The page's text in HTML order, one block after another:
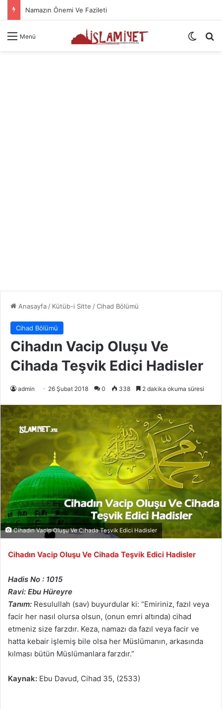
Namazın Önemi Ve Fazileti
Menü Dış
Anasayfa/ Kütüb-i Sitte /Cihad Bölümü
Cihad Bölümü
Cihadın Vacip Oluşu Ve
Cihada Teşvik Edici Hadisler
admin 26 Şubat 2018 0 338 2 dakika okuma süresi
Cihadın Vacip Oluşu Ve Cihada Teşvik Edici Hadisler
Cihadın Vacip Oluşu Ve Cihada Teşvik Edici Hadisler
Hadis No : 1015
Ravi: Ebu Hüreyre
Tanım: Resulullah (sav) buyurdular ki: “Emiriniz, fazıl veya
facir her nasıl olursa olsun, (onun emri altında) cihad
etmeniz size farzdır. Keza, namazı da fazıl veya facir ve
hatta kebair işlemiş bile olsa her Müslümanın, arkasında
kılması bütün Müslümanlara farzdır.”
Kaynak: Ebu Davud, Cihad 35, (2533)